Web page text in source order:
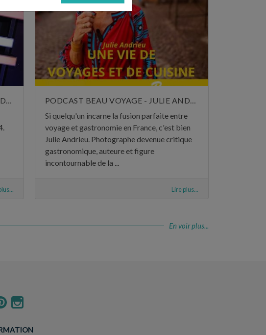
Si quelqu'un incarne la fusion parfaite entre
voyage et gastronomie en France, c'est bien
Julie Andrieu. Photographe devenue critique
gastronomique, auteure et figure
incontournable de la ...
Lire plus...
En voir plus...